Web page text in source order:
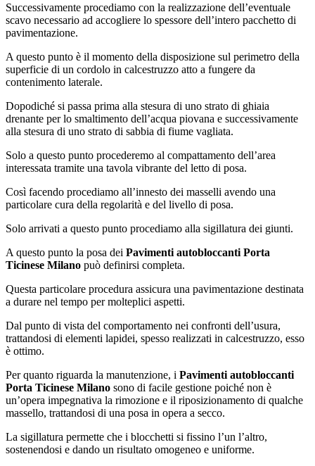
Successivamente procediamo con la realizzazione dell’eventuale
scavo necessario ad accogliere lo spessore dell’intero pacchetto di
pavimentazione.
A questo punto è il momento della disposizione sul perimetro della
superficie di un cordolo in calcestruzzo atto a fungere da
contenimento laterale.
Dopodiché si passa prima alla stesura di uno strato di ghiaia
drenante per lo smaltimento dell’acqua piovana e successivamente
alla stesura di uno strato di sabbia di fiume vagliata.
Solo a questo punto procederemo al compattamento dell’area
interessata tramite una tavola vibrante del letto di posa.
Così facendo procediamo all’innesto dei masselli avendo una
particolare cura della regolarità e del livello di posa.
Solo arrivati a questo punto procediamo alla sigillatura dei giunti.
A questo punto la posa dei Pavimenti autobloccanti Porta
Ticinese Milano può definirsi completa.
Questa particolare procedura assicura una pavimentazione destinata
a durare nel tempo per molteplici aspetti.
Dal punto di vista del comportamento nei confronti dell’usura,
trattandosi di elementi lapidei, spesso realizzati in calcestruzzo, esso
è ottimo.
Per quanto riguarda la manutenzione, i Pavimenti autobloccanti
Porta Ticinese Milano sono di facile gestione poiché non è
un’opera impegnativa la rimozione e il riposizionamento di qualche
massello, trattandosi di una posa in opera a secco.
La sigillatura permette che i blocchetti si fissino l’un l’altro,
sostenendosi e dando un risultato omogeneo e uniforme.